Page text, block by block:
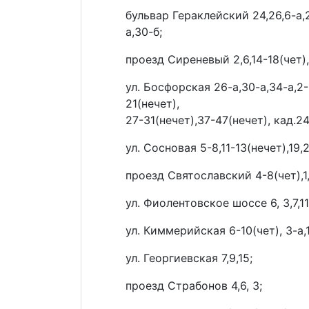
бульвар Гераклейский 24,26,6-
а,30-б;
проезд Сиреневый 2,6,14-
ул. Босфорская 26-а,30-а,34-
21(нечет),
27-31(нечет),37-47(нечет),
ул. Сосновая 5-8,11-
проезд Святославский 4-
ул. Фиолентовское шоссе 6,
ул. Киммерийская 6-10(чет), 3-
ул. Георгиевская 7,9,15;
проезд Страбонов 4,6, 3;